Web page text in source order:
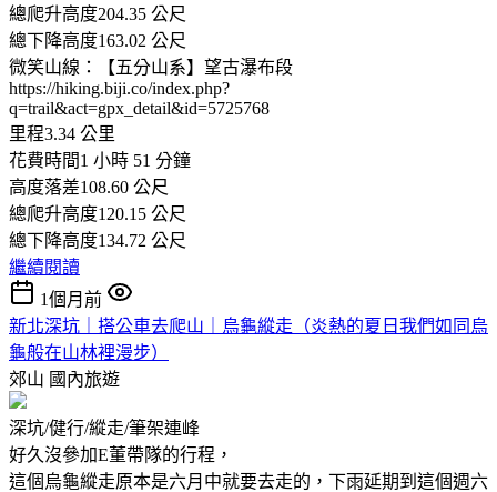
總爬升高度204.35 公尺
總下降高度163.02 公尺
微笑山線：【五分山系】望古瀑布段
https://hiking.biji.co/index.php?
q=trail&act=gpx_detail&id=5725768
里程3.34 公里
花費時間1 小時 51 分鐘
高度落差108.60 公尺
總爬升高度120.15 公尺
總下降高度134.72 公尺
繼續閱讀
1個月前
新北深坑｜搭公車去爬山｜烏龜縱走（炎熱的夏日我們如同烏
龜般在山林裡漫步）
郊山 國內旅遊
深坑/健行/縱走/筆架連峰
好久沒參加E董帶隊的行程，
這個烏龜縱走原本是六月中就要去走的，下雨延期到這個週六